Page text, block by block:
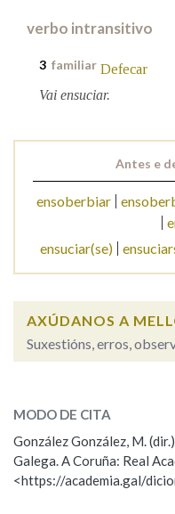
verbo intransitivo
3 familiar Defecar
Vai ensuciar.
Antes e
ensoberbiar
ensuciar(se)
AXÚDANOS A
Suxestións, erros,
ESCOLLE UNHA
Observación
Propoño mellorar a
MODO DE CITA
González González, M.
Galega. A Coruña: Real
<https://academia.gal/